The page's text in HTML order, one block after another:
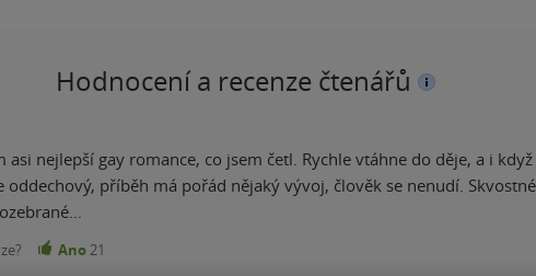
Hodnocení a recenze čtenářů
asi nejlepší gay romance, co jsem četl. Rychle vtáhne do děje, a i
oddechový, příběh má pořád nějaký vývoj, člověk se nenudí.
Ano21